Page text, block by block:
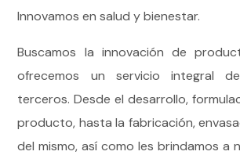
Innovamos en salud y bienestar.
Buscamos la innovación de
ofrecemos un servicio integral
terceros. Desde el desarrollo,
producto, hasta la fabricación,
del mismo, así como les brindamos a